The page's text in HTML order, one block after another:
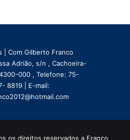
| Com Gilberto Franco
Adrião, s/n , Cachoeira-
000 , Telefone: 75-
8819 | E-mail:
os direitos reservados a Franco